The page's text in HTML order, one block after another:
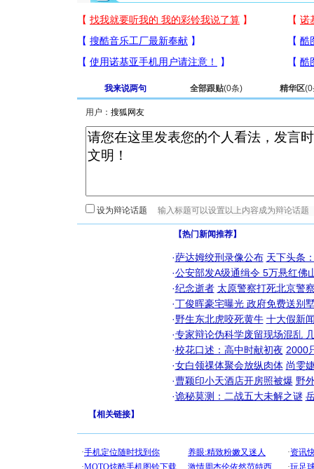
我来说两句 全部跟贴(0条) 精华区(0
用户：
设为辩论话题
【热门新闻推荐】
·萨达姆绞刑录像公布 天下头条
·公安部发A级通缉令 5万悬红佛
·纪念逝者 太原警察打死北京警
·丁俊晖豪宅曝光 政府免费送别
·野生东北虎咬死黄牛 十大假新
·专家辩论伪科学废留现场混乱
·校花口述：高中时献初夜 2000
·女白领祼体聚会放纵肉体 尚雯
·曹颖印小天酒店开房照被爆 野
·诡秘莫测：二战五大未解之谜
【相关链接】
[圣诞节]
你太多